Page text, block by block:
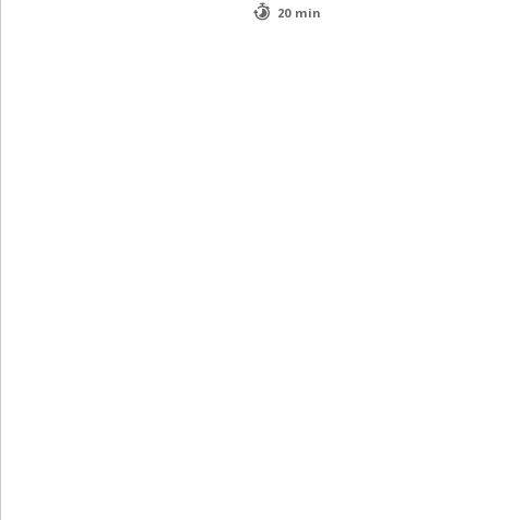
20 min